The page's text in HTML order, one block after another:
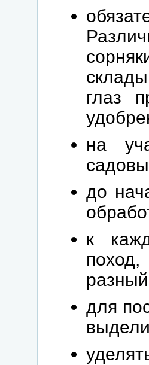
глаз
на
до
к
поход,
для